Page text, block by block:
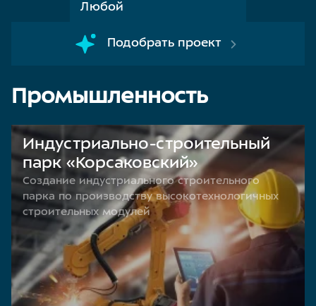
Любой
Подобрать проект
Промышленность
Индустриально-строительный
парк «Корсаковский»
Создание индустриального строительного
парка по производству высокотехнологичных
строительных модулей